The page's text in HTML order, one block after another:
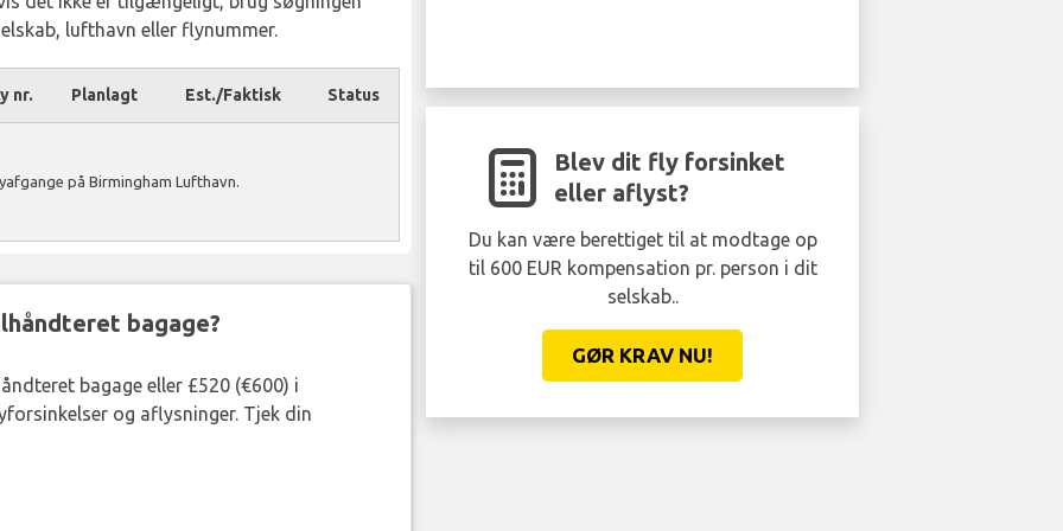
lufthavn eller flynummer.
nr. Planlagt Est./Faktisk Status
på Birmingham Lufthavn.
bagage?
bagage eller £520 (€600) i
og aflysninger. Tjek din
Blev dit fly forsinket
eller aflyst?
Du kan være berettiget til at modtage op
til 600 EUR kompensation pr. person i dit
selskab..
GØR KRAV NU!